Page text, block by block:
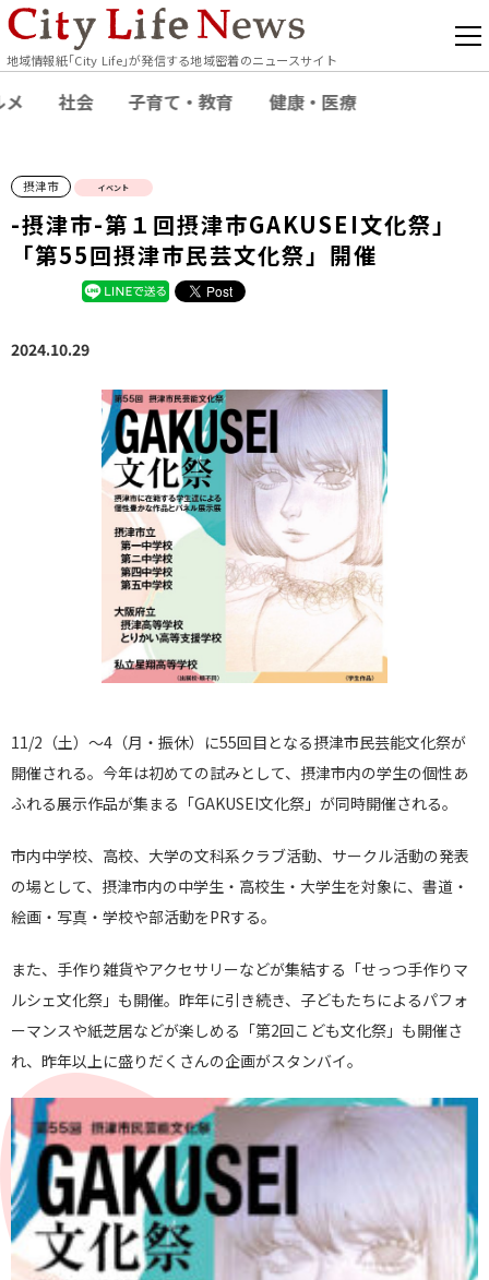
地域情報紙｢City Life｣が発信する地域密着のニュースサイト
メ 社会 子育て・教育 健康・医療
摂津市 イベント
-摂津市-第１回摂津市GAKUSEI文化祭」
「第55回摂津市民芸文化祭」開催
2024.10.29
11/2（土）～4（月・振休）に55回目となる摂津市民芸能文化祭が
開催される。今年は初めての試みとして、摂津市内の学生の個性あ
ふれる展示作品が集まる「GAKUSEI文化祭」が同時開催される。
市内中学校、高校、大学の文科系クラブ活動、サークル活動の発表
の場として、摂津市内の中学生・高校生・大学生を対象に、書道・
絵画・写真・学校や部活動をPRする。
また、手作り雑貨やアクセサリーなどが集結する「せっつ手作りマ
ルシェ文化祭」も開催。昨年に引き続き、子どもたちによるパフォ
ーマンスや紙芝居などが楽しめる「第2回こども文化祭」も開催さ
れ、昨年以上に盛りだくさんの企画がスタンバイ。